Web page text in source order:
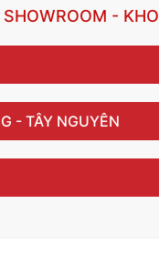
- KHO
- TÂY NGUYÊN